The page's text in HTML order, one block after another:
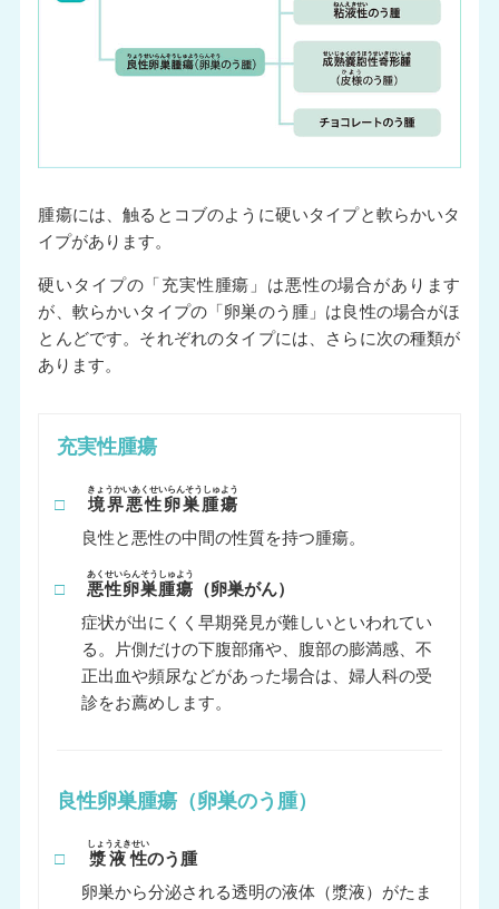
腫瘍には、触るとコブのように硬いタイプと軟らかいタ
イプがあります。
硬いタイプの「充実性腫瘍」は悪性の場合があります
が、軟らかいタイプの「卵巣のう腫」は良性の場合がほ
とんどです。それぞれのタイプには、さらに次の種類が
あります。
充実性腫瘍
□ 境界悪性卵巣腫瘍
きょうかいあくせいらんそうしゅよう
良性と悪性の中間の性質を持つ腫瘍。
□ 悪性卵巣腫瘍
あくせいらんそうしゅよう
（卵巣がん）
症状が出にくく早期発見が難しいといわれてい
る。片側だけの下腹部痛や、腹部の膨満感、不
正出血や頻尿などがあった場合は、婦人科の受
診をお薦めします。
良性卵巣腫瘍（卵巣のう腫）
□ 漿液性
しょうえきせい
のう腫
卵巣から分泌される透明の液体（漿液）がたま